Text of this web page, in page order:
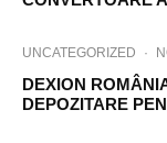
UNCATEGORIZED ·
DEXION
DEPOZITARE